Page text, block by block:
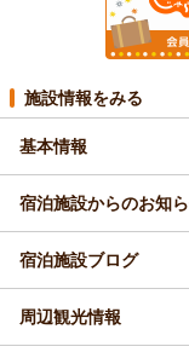
施設情報をみる
基本情報
宿泊施設からのお知
宿泊施設ブログ
周辺観光情報